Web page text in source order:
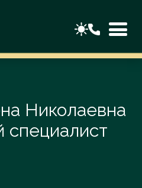
Николаевна
специалист